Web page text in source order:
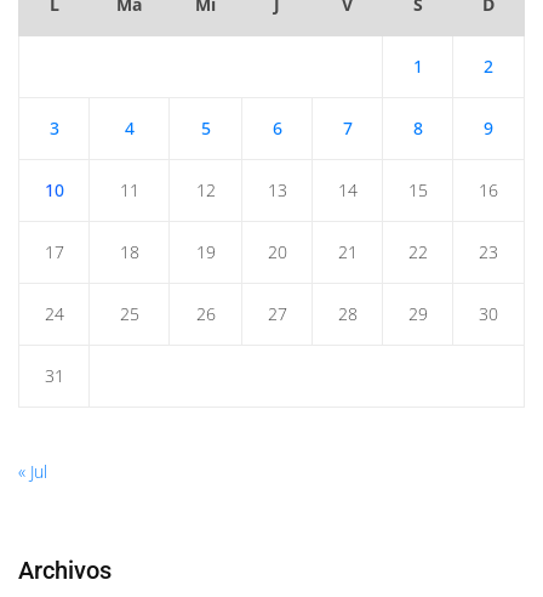
1 2
3 4 5 6 7 8 9
10 11 12 13 14 15 16
17 18 19 20 21 22 23
24 25 26 27 28 29 30
31
« Jul
Archivos